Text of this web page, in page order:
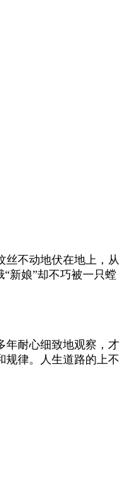
不动地伏在地上，从
新娘”却不巧被一只螳
耐心细致地观察，才
规律。人生道路的上不